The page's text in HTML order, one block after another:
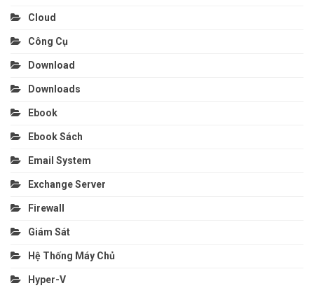
Cloud
Công Cụ
Download
Downloads
Ebook
Ebook Sách
Email System
Exchange Server
Firewall
Giám Sát
Hệ Thống Máy Chủ
Hyper-V